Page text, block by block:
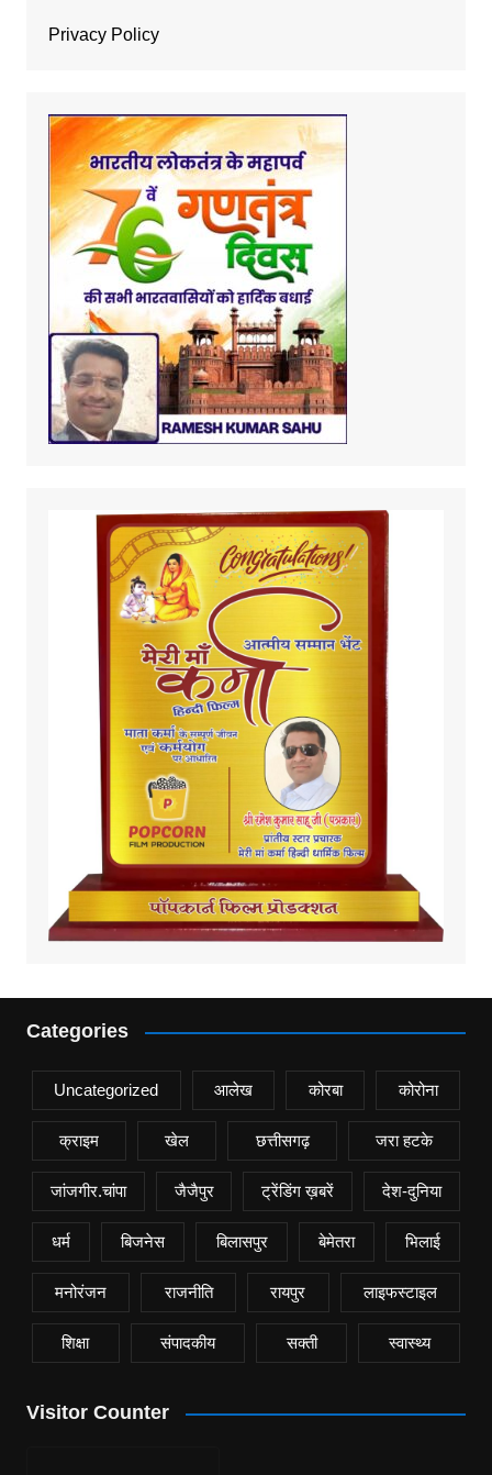
Privacy Policy
Categories
Uncategorized आलेख कोरबा कोरोना
क्राइम खेल छत्तीसगढ़ जरा हटके
जांजगीर.चांपा जैजैपुर ट्रेंडिंग ख़बरें देश-दुनिया
धर्म बिजनेस बिलासपुर बेमेतरा भिलाई
मनोरंजन राजनीति रायपुर लाइफस्टाइल
शिक्षा संपादकीय सक्ती स्वास्थ्य
Visitor Counter